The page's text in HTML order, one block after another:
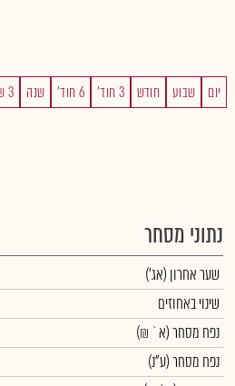
יום שבוע חודש 3 חוד' 6 חוד' שנה 3 שנים
נתוני מסחר
שער אחרון (אג')
שינוי באחוזים
נפח מסחר(א` ₪)
נפח מסחר(ע"נ)